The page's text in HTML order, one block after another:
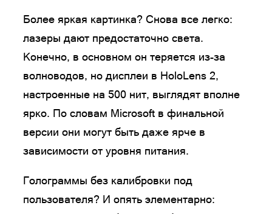
Более яркая картинка? Снова все легко:
лазеры дают предостаточно света.
Конечно, в основном он теряется из-за
волноводов, но дисплеи в HoloLens 2,
настроенные на 500 нит, выглядят вполне
ярко. По словам Microsoft в финальной
версии они могут быть даже ярче в
зависимости от уровня питания.
Голограммы без калибровки под
пользователя? И опять элементарно: